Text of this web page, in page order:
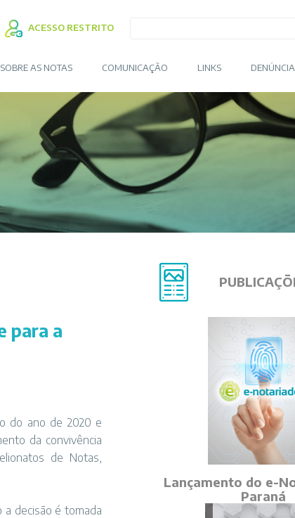
ACESSO RESTRITO
AS NOTAS COMUNICAÇÃO LINKS
para a
do ano de 2020 e
da convivência
de Notas,
a decisão é tomada
Lançamento do e-
Paraná